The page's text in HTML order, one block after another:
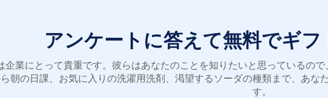
アンケートに答えて無料でギ
企業にとって貴重です。彼らはあなたのことを知りたいと思っているの
朝の日課、お気に入りの洗濯用洗剤、渇望するソーダの種類まで、あな
す。